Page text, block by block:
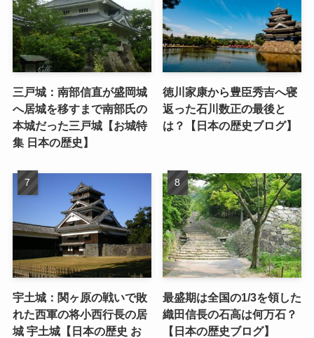
三戸城：南部信直が盛岡城
へ居城を移すまで南部氏の
本城だった三戸城【お城特
集 日本の歴史】
徳川家康から豊臣秀吉へ寝
返った石川数正の最後と
は？【日本の歴史ブログ】
宇土城：関ヶ原の戦いで敗
れた西軍の将小西行長の居
城 宇土城【日本の歴史 お
最盛期は全国の1/3を領した
織田信長の石高は何万石？
【日本の歴史ブログ】